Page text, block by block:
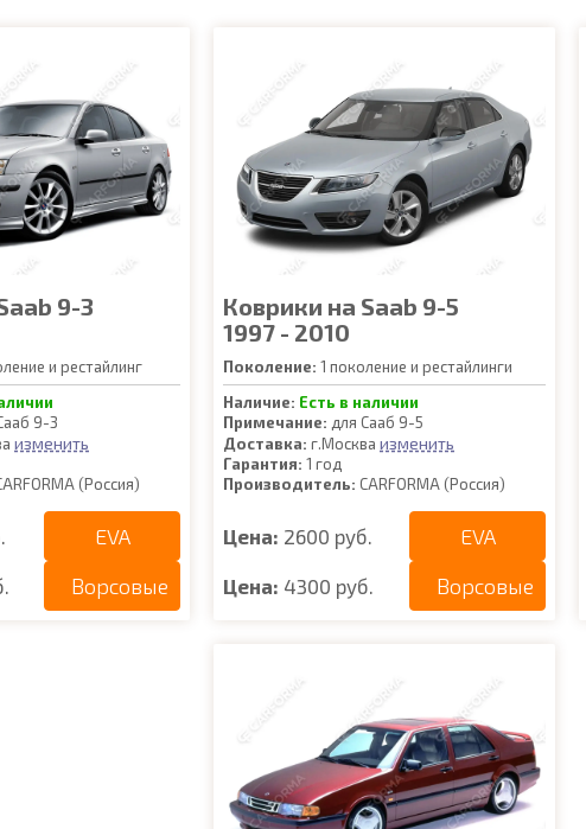
9-3
и рестайлинг
9-3
изменить
(Россия)
EVA
Ворсовые
Коврики на Saab 9-5
1997 - 2010
Поколение: 1 поколение и рестайлинги
Наличие: Есть в наличии
Примечание: для Сааб 9-5
Доставка: г.Москва изменить
Гарантия: 1 год
Производитель: CARFORMA (Россия)
Цена: 2600 руб. EVA
Цена: 4300 руб. Ворсовые